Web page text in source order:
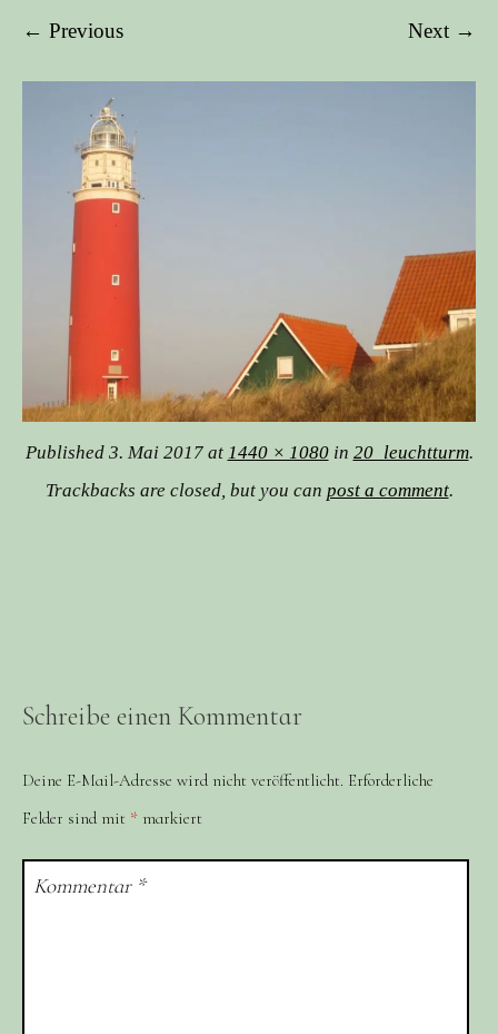
← Previous Next →
Published 3. Mai 2017at 1440 × 1080in 20_leuchtturm.
Trackbacks are closed, but you can post a comment.
Schreibe einen Kommentar
Deine E-Mail-Adresse wird nicht veröffentlicht. Erforderliche
Felder sind mit * markiert
Kommentar *